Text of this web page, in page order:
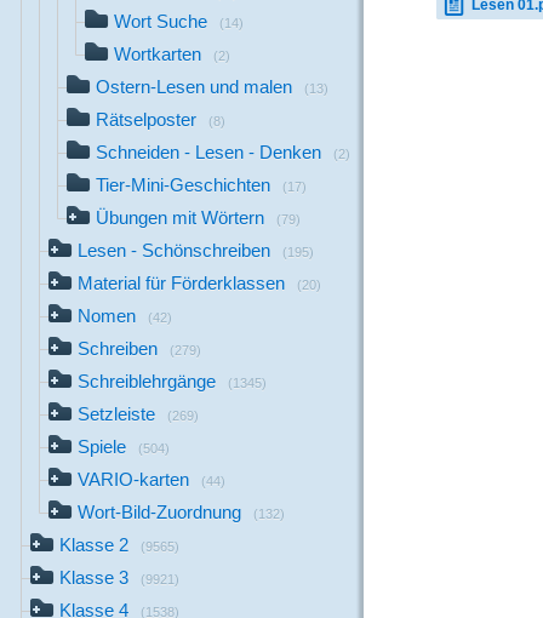
Wort Suche (14)
Wortkarten (2)
Ostern-Lesen und malen (13)
Rätselposter (8)
Schneiden - Lesen - Denken (2)
Tier-Mini-Geschichten (17)
Übungen mit Wörtern (79)
Lesen - Schönschreiben (195)
Material für Förderklassen (20)
Nomen (42)
Schreiben (279)
Schreiblehrgänge (1345)
Setzleiste (269)
Spiele (504)
VARIO-karten (44)
Wort-Bild-Zuordnung (132)
Klasse 2 (9565)
Klasse 3 (9921)
Klasse 4 (1538)
Lesen